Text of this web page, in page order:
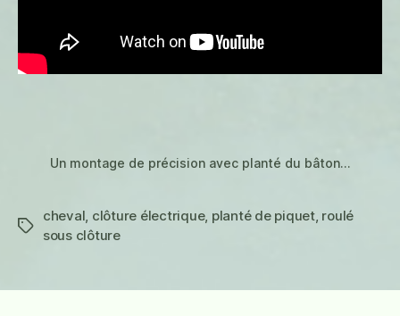
Un montage de précision avec planté du bâton…
Étiquettes
cheval, clôture électrique, planté de piquet, roulé
sous clôture